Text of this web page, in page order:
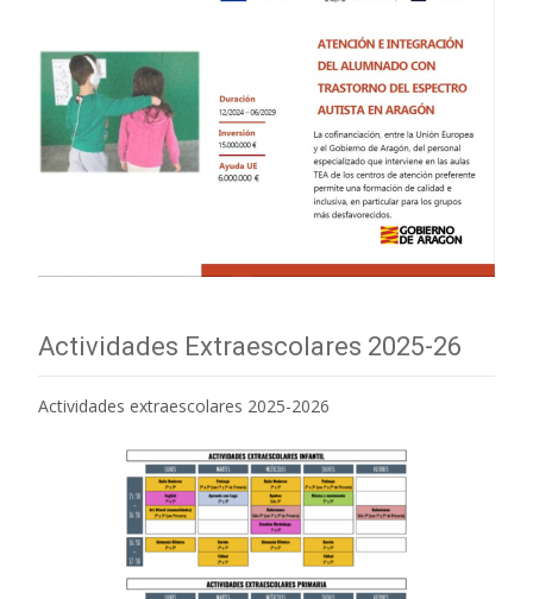
Actividades Extraescolares 2025-26
Actividades extraescolares 2025-2026